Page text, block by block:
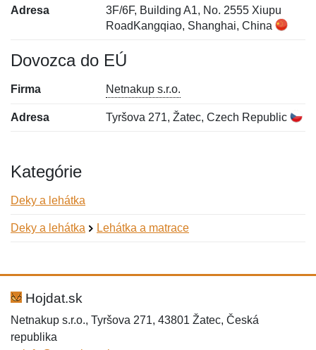
Adresa
3F/6F, Building A1, No. 2555 Xiupu
RoadKangqiao, Shanghai, China
Dovozca do EÚ
Firma Netnakup s.r.o.
Adresa Tyršova 271, Žatec, Czech Republic
Kategórie
Deky a lehátka
Deky a lehátka Lehátka a matrace
Hodnotenie:
Meno:
Hojdat.sk
Netnakup s.r.o., Tyršova 271, 43801 Žatec, Česká
republika